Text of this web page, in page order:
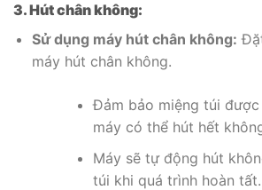
3. Hút chân không:
Sử dụng máy hút chân không:
máy hút chân không.
Đảm bảo miệng túi
máy có thể hút hết
Máy sẽ tự động hút
túi khi quá trình hoàn tất.